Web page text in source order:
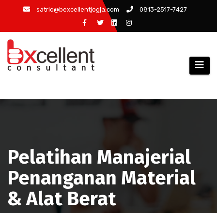
content
satrio@bexcellentjogja.com 0813-2517-7427
Pelatihan Manajerial
Penanganan Material
& Alat Berat